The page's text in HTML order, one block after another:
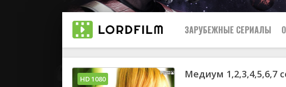
ЗАРУБЕЖНЫЕ СЕРИАЛЫ
Все
Медиум 1,2,3,4,5,6,7
HD 1080